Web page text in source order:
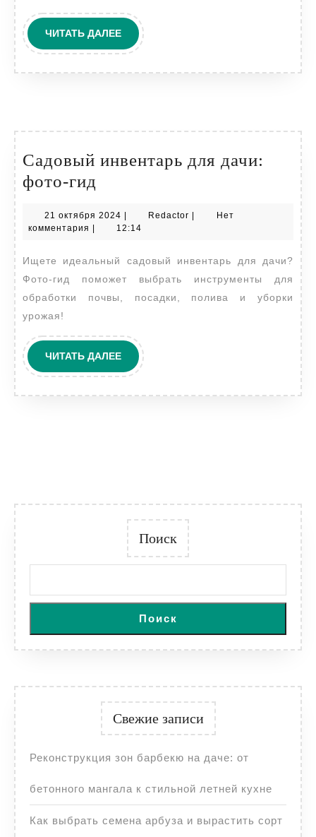
ЧИТАТЬ ДАЛЕЕЧИТАТЬ
ДАЛЕЕ
Садовый инвентарь для дачи:
фото-гид
для
фото-
гид
21 октября 2024 21
октября
Redactor Redactor
Нет
комментария
12:14
Ищете идеальный садовый инвентарь для дачи?
Фото-гид поможет выбрать инструменты для
обработки почвы, посадки, полива и уборки
урожая!
ЧИТАТЬ ДАЛЕЕЧИТАТЬ
ДАЛЕЕ
Поиск
Поиск
Свежие записи
Реконструкция зон барбекю на даче: от
бетонного мангала к стильной летней кухне
Как выбрать семена арбуза и вырастить сорт